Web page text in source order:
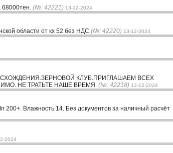
68000тен. (№: 42221) 13-12-2024
области от кх 52 без НДС (№: 42220) 13-12-2024
КЛУБ.ПРИГЛАШАЕМ ВСЕХ
НЕ ТРАТЬТЕ НАШЕ ВРЕМЯ. (№: 42218) 13-12-2024
200+. Влажность 14. Без документов за наличный расчёт
2024